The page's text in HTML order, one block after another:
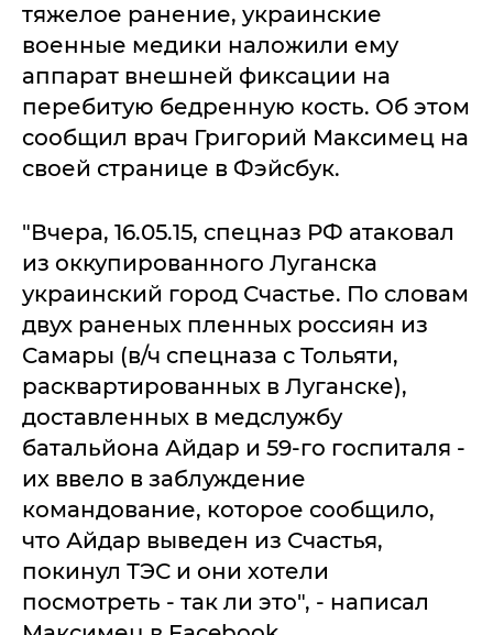
тяжелое ранение, украинские
военные медики наложили ему
аппарат внешней фиксации на
перебитую бедренную кость. Об этом
сообщил врач Григорий Максимец на
своей странице в Фэйсбук.
"Вчера, 16.05.15, спецназ РФ атаковал
из оккупированного Луганска
украинский город Счастье. По словам
двух раненых пленных россиян из
Самары (в/ч спецназа с Тольяти,
расквартированных в Луганске),
доставленных в медслужбу
батальйона Айдар и 59-го госпиталя -
их ввело в заблуждение
командование, которое сообщило,
что Айдар выведен из Счастья,
покинул ТЭС и они хотели
посмотреть - так ли это", - написал